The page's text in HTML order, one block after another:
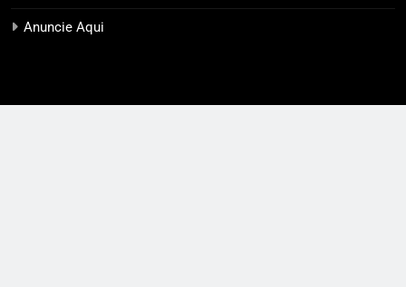
Anuncie Aqui